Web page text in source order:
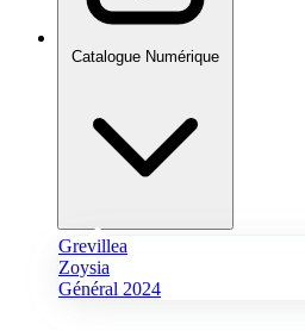
Catalogue Numérique
Grevillea
Zoysia
Général 2024